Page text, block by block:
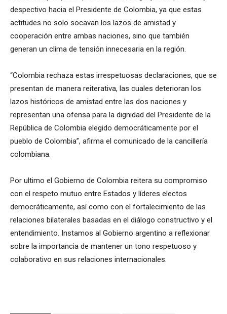
despectivo hacia el Presidente de Colombia, ya que estas
actitudes no solo socavan los lazos de amistad y
cooperación entre ambas naciones, sino que también
generan un clima de tensión innecesaria en la región.
“Colombia rechaza estas irrespetuosas declaraciones, que se
presentan de manera reiterativa, las cuales deterioran los
lazos históricos de amistad entre las dos naciones y
representan una ofensa para la dignidad del Presidente de la
República de Colombia elegido democráticamente por el
pueblo de Colombia”, afirma el comunicado de la cancillería
colombiana.
Por ultimo el Gobierno de Colombia reitera su compromiso
con el respeto mutuo entre Estados y líderes electos
democráticamente, así como con el fortalecimiento de las
relaciones bilaterales basadas en el diálogo constructivo y el
entendimiento. Instamos al Gobierno argentino a reflexionar
sobre la importancia de mantener un tono respetuoso y
colaborativo en sus relaciones internacionales.